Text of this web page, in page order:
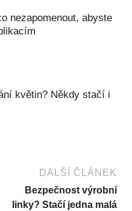
nezapomenout, abyste
květin? Někdy stačí i
DALŠÍ ČLÁNEK
Bezpečnost výrobní
linky? Stačí jedna malá